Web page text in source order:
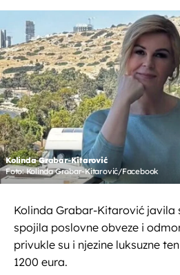
Kolinda Grabar-Kitarović
Foto: Kolinda Grabar-Kitarović/Facebook
Kolinda Grabar-Kitarović javila
spojila poslovne obveze i
privukle su i njezine luksuzne
1200 eura.
OMOGUĆI